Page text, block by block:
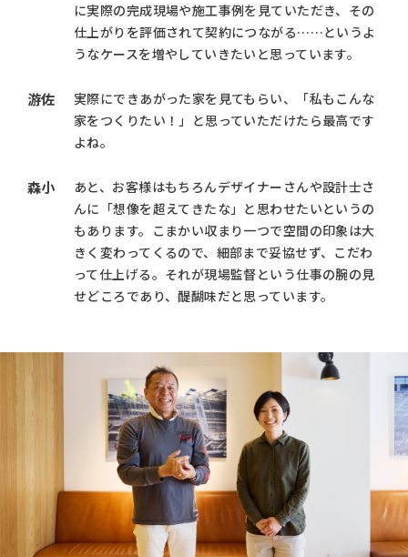
に実際の完成現場や施工事例を見ていただき、その
仕上がりを評価されて契約につながる……というよ
うなケースを増やしていきたいと思っています。
游佐
実際にできあがった家を見てもらい、「私もこんな
家をつくりたい！」と思っていただけたら最高です
よね。
森小
あと、お客様はもちろんデザイナーさんや設計士さ
んに「想像を超えてきたな」と思わせたいというの
もあります。こまかい収まり一つで空間の印象は大
きく変わってくるので、細部まで妥協せず、こだわ
って仕上げる。それが現場監督という仕事の腕の見
せどころであり、醍醐味だと思っています。